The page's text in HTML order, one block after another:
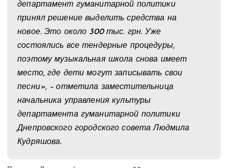
департамент гуманитарной политики
принял решение выделить средства на
новое. Это около 300 тыс. грн. Уже
состоялись все тендерные процедуры,
поэтому музыкальная школа снова имеет
место, где дети могут записывать свои
песни», – отметила заместительница
начальника управления культуры
департамента гуманитарной политики
Днепровского городского совета Людмила
Кудряшова.